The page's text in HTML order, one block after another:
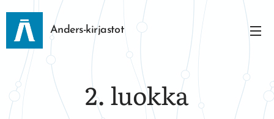
Anders-kirjastot
2. luokka